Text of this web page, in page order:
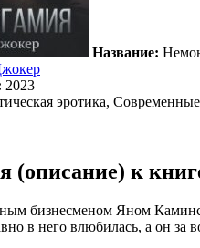
Название:
2023
эротика,
(описание) к
бизнесменом Яном
в него влюбилась, а он за